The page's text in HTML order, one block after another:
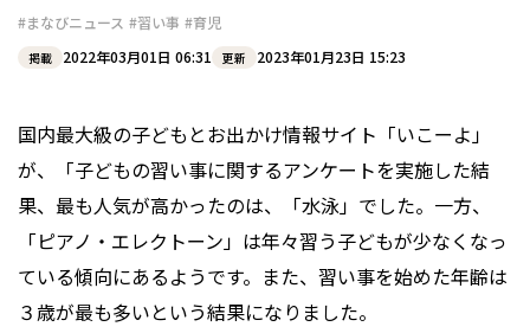
#まなびニュース #習い事 #育児
掲載 2022年03月01日 06:31 更新 2023年01月23日 15:23
国内最大級の子どもとお出かけ情報サイト「いこーよ」
が、「子どもの習い事に関するアンケートを実施した結
果、最も人気が高かったのは、「水泳」でした。一方、
「ピアノ・エレクトーン」は年々習う子どもが少なくなっ
ている傾向にあるようです。また、習い事を始めた年齢は
３歳が最も多いという結果になりました。